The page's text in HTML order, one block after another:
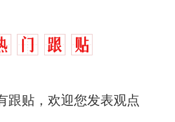
跟贴，欢迎您发表观点